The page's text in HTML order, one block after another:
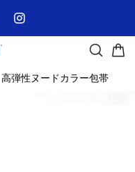
高弾性ヌードカラー包帯